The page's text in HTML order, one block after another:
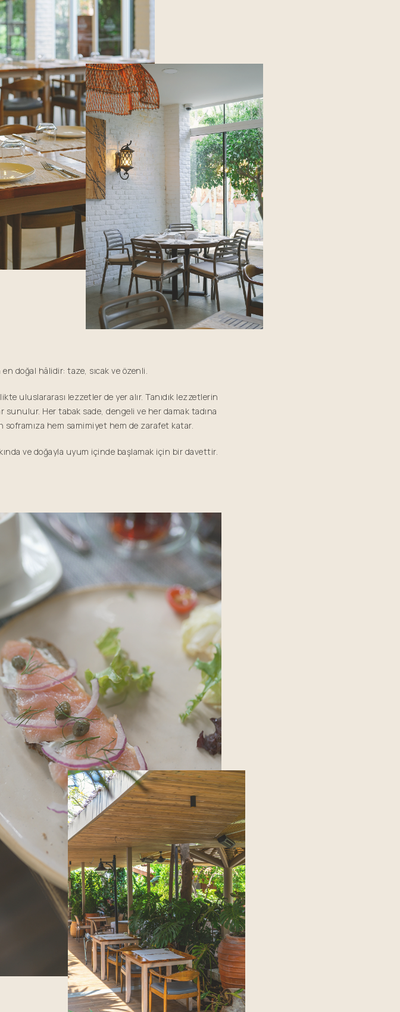
doğal hâlidir: taze, sıcak ve özenli.
uluslararası lezzetler de yer alır. Tanıdık lezzetlerin
Her tabak sade, dengeli ve her damak tadına
soframıza hem samimiyet hem de zarafet katar.
ve doğayla uyum içinde başlamak için bir davettir.